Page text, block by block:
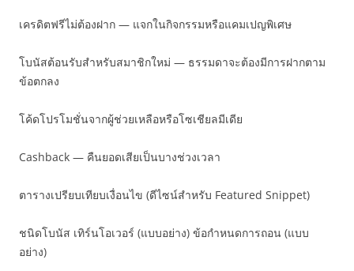
เครดิตฟรีไม่ต้องฝาก — แจกในกิจกรรมหรือแคมเปญพิเศษ
โบนัสต้อนรับสำหรับสมาชิกใหม่ — ธรรมดาจะต้องมีการฝากตาม
ข้อตกลง
โค้ดโปรโมชั่นจากผู้ช่วยเหลือหรือโซเชียลมีเดีย
Cashback — คืนยอดเสียเป็นบางช่วงเวลา
ตารางเปรียบเทียบเงื่อนไข (ดีไซน์สำหรับ Featured Snippet)
ชนิดโบนัส เทิร์นโอเวอร์ (แบบอย่าง) ข้อกำหนดการถอน (แบบ
อย่าง)